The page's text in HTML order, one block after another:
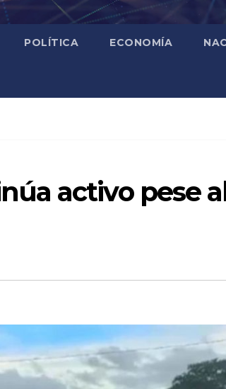
POLÍTICA ECONOMÍA
activo pese